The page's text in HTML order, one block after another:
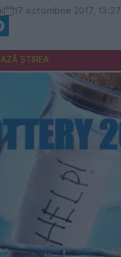
17 octombrie 2017, 13:27
ȘTIREA